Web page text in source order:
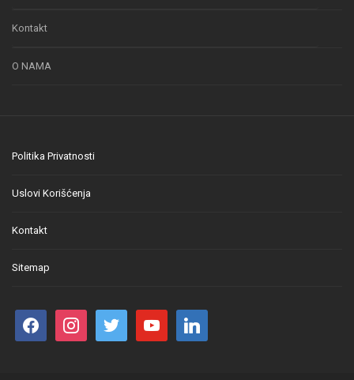
Kontakt
O NAMA
Politika Privatnosti
Uslovi Korišćenja
Kontakt
Sitemap